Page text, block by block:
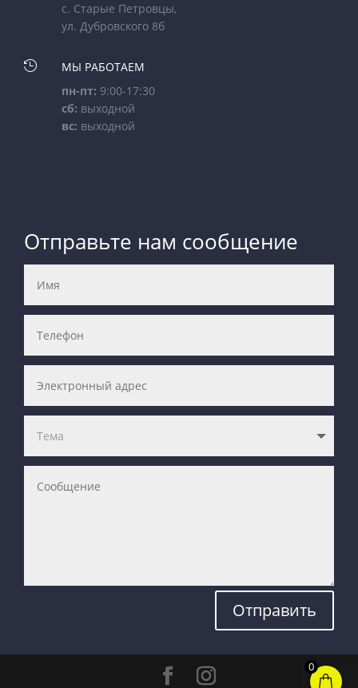
с. Старые Петровцы,
ул. Дубровского 8б

МЫ РАБОТАЕМ
пн-пт: 9:00-17:30
сб: выходной
вс: выходной
Отправьте нам сообщение
Отправить
0